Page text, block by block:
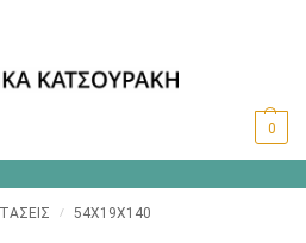
0
/ 54X19X140